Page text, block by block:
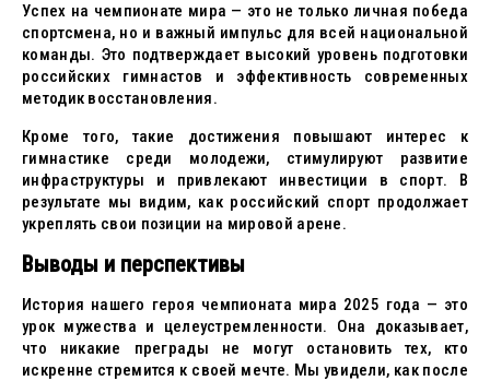
Успех на чемпионате мира — это не только личная победа
спортсмена, но и важный импульс для всей национальной
команды. Это подтверждает высокий уровень подготовки
российских гимнастов и эффективность современных
методик восстановления.
Кроме того, такие достижения повышают интерес к
гимнастике среди молодежи, стимулируют развитие
инфраструктуры и привлекают инвестиции в спорт. В
результате мы видим, как российский спорт продолжает
укреплять свои позиции на мировой арене.
Выводы и перспективы
История нашего героя чемпионата мира 2025 года — это
урок мужества и целеустремленности. Она доказывает,
что никакие преграды не могут остановить тех, кто
искренне стремится к своей мечте. Мы увидели, как после